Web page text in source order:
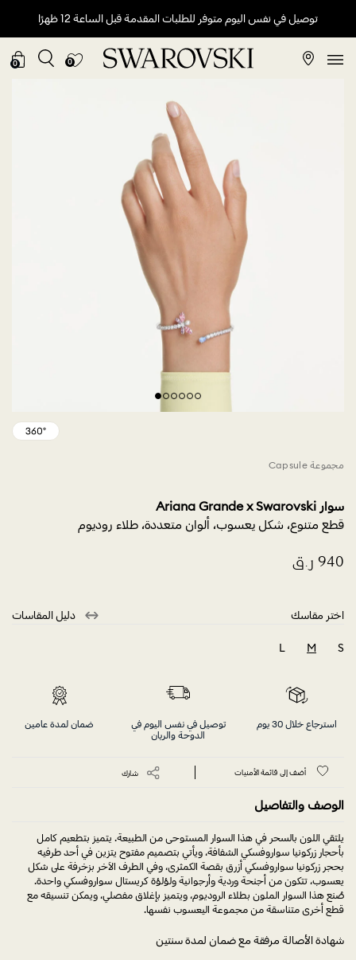
توصيل في نفس اليوم متوفر للطلبات المقدمة قبل الساعة 12 ظهرًا
0
0
مجموعة Capsule
سوار Ariana Grande x Swarovski
قطع متنوع، شكل يعسوب، ألوان متعددة، طلاء روديوم
اختر مقاسك دليل المقاسات
S
M
L
استرجاع خلال 30 يوم
توصيل في نفس اليوم في
الدوحة والريان
ضمان لمدة عامين
أضف إلى قائمة الأمنيات شارك
الوصف والتفاصيل
يلتقي اللون بالسحر في هذا السوار المستوحى من الطبيعة. يتميز بتطعيم كامل
بأحجار زركونيا سواروفسكي الشفافة، ويأتي بتصميم مفتوح يتزين في أحد طرفيه
بحجر زركونيا سواروفسكي أزرق بقصة الكمثرى، وفي الطرف الآخر بزخرفة على شكل
يعسوب، تتكون من أجنحة وردية وأرجوانية ولؤلؤة كريستال سواروفسكي واحدة.
صُنع هذا السوار الملون بطلاء الروديوم، ويتميز بإغلاق مفصلي، ويمكن تنسيقه مع
قطع أخرى متناسقة من مجموعة اليعسوب نفسها.
شهادة الأصالة مرفقة مع ضمان لمدة سنتين